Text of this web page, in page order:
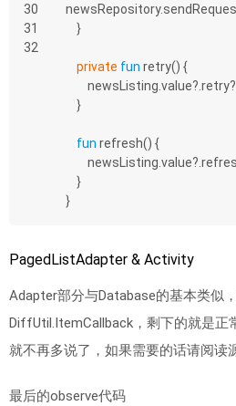
30
31
32
    }
private fun retry() {
    }
fun refresh() {
    }
}
PagedListAdapter & Activity
Adapter部分与Database的基本类似
DiffUtil.ItemCallback，剩下的就是正
就不再多说了，如果需要的话请阅读
最后的observe代码